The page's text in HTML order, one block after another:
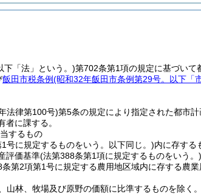
下「法」という。)第702条第1項の規定に基づいて
飯田市税条例(昭和32年飯田市条例第29号。以下「
法律第100号)第5条の規定により指定された都市
に課する。
するもの
号に規定するものをいう。以下同じ。)内に存する
評価基準(法第388条第1項に規定するものをいう。)
条第2項第1号に規定する農用地区域内に存する農業
山林、牧場及び原野の価額に比準するものを除く